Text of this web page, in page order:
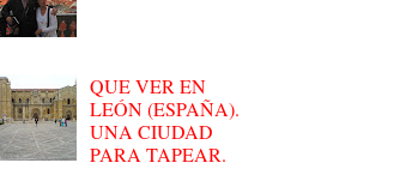
QUE VER EN
LEÓN (ESPAÑA).
UNA CIUDAD
PARA TAPEAR.